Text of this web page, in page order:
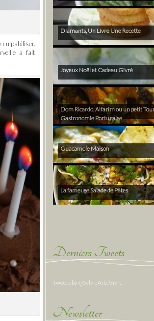
a fait
Diamants, Un Livre Une Recette
Joyeux Noël et Cadeau Givré
Dom Ricardo, Alfarim ou un petit
Gastronomie Portugaise
Guacamole Maison
La fameuse Salade de Pâtes
Derniers Tweets
Tweets by @SylvieArtdVivre
Newsletter